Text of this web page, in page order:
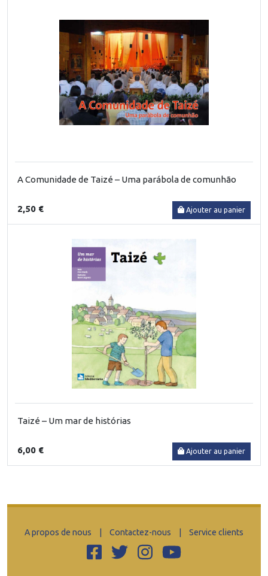
A Comunidade de Taizé – Uma parábola de comunhão
2,50 € Ajouter au panier
Taizé – Um mar de histórias
6,00 € Ajouter au panier
A propos de nous Contactez-nous Service clients